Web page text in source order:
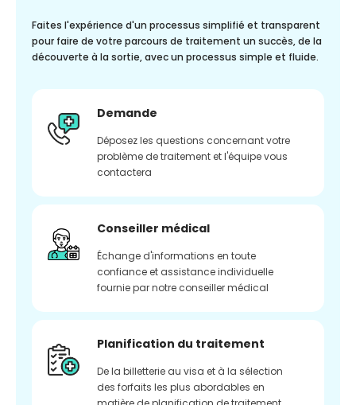
Faites l'expérience d'un processus simplifié et transparent
pour faire de votre parcours de traitement un succès, de la
découverte à la sortie, avec un processus simple et fluide.
Demande
Déposez les questions concernant votre
problème de traitement et l'équipe vous
contactera
Conseiller médical
Échange d'informations en toute
confiance et assistance individuelle
fournie par notre conseiller médical
Planification du traitement
De la billetterie au visa et à la sélection
des forfaits les plus abordables en